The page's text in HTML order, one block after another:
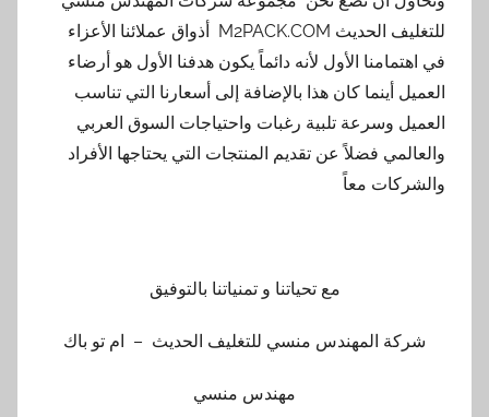
للتغليف الحديث M2PACK.COM أذواق عملائنا الأعزاء
في اهتمامنا الأول لأنه دائماً يكون هدفنا الأول هو أرضاء
العميل أينما كان هذا بالإضافة إلى أسعارنا التي تناسب
العميل وسرعة تلبية رغبات واحتياجات السوق العربي
والعالمي فضلاً عن تقديم المنتجات التي يحتاجها الأفراد
والشركات معاً
مع تحياتنا و تمنياتنا بالتوفيق
شركة المهندس منسي للتغليف الحديث – ام تو باك
مهندس منسي